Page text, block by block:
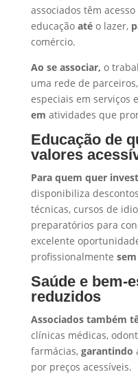
associados têm
educação atéo lazer,
comércio.
Ao se associar, o
uma rede de parceiros,
especiais em serviços
em atividades que
Educação de
valores
Para quem quer
disponibiliza
técnicas, cursos de
preparatórios para
excelente
profissionalmente
Saúde e bem-
reduzidos
Associados também
clínicas médicas,
farmácias, garantindo
por preços acessíveis.